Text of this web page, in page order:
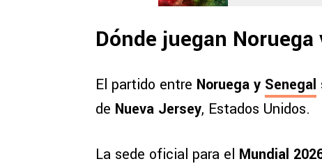
Dónde juegan Noruega
El partido entre Noruega y Senegal
de Nueva Jersey, Estados Unidos.
La sede oficial para el Mundial